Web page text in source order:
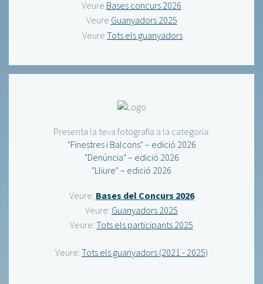
Veure Bases concurs 2026
Veure Guanyadors 2025
Veure Tots els guanyadors
Presenta la teva fotografia a la categoria:
"Finestres i Balcons" – edició 2026
"Denúncia" – edició 2026
"Lliure" – edició 2026
Veure: Bases del Concurs 2026
Veure: Guanyadors 2025
Veure: Tots els participants 2025
Veure: Tots els guanyadors (2021 - 2025)